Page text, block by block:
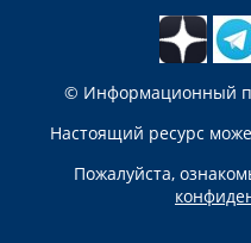
© Информационный
Настоящий ресурс
Пожалуйста,